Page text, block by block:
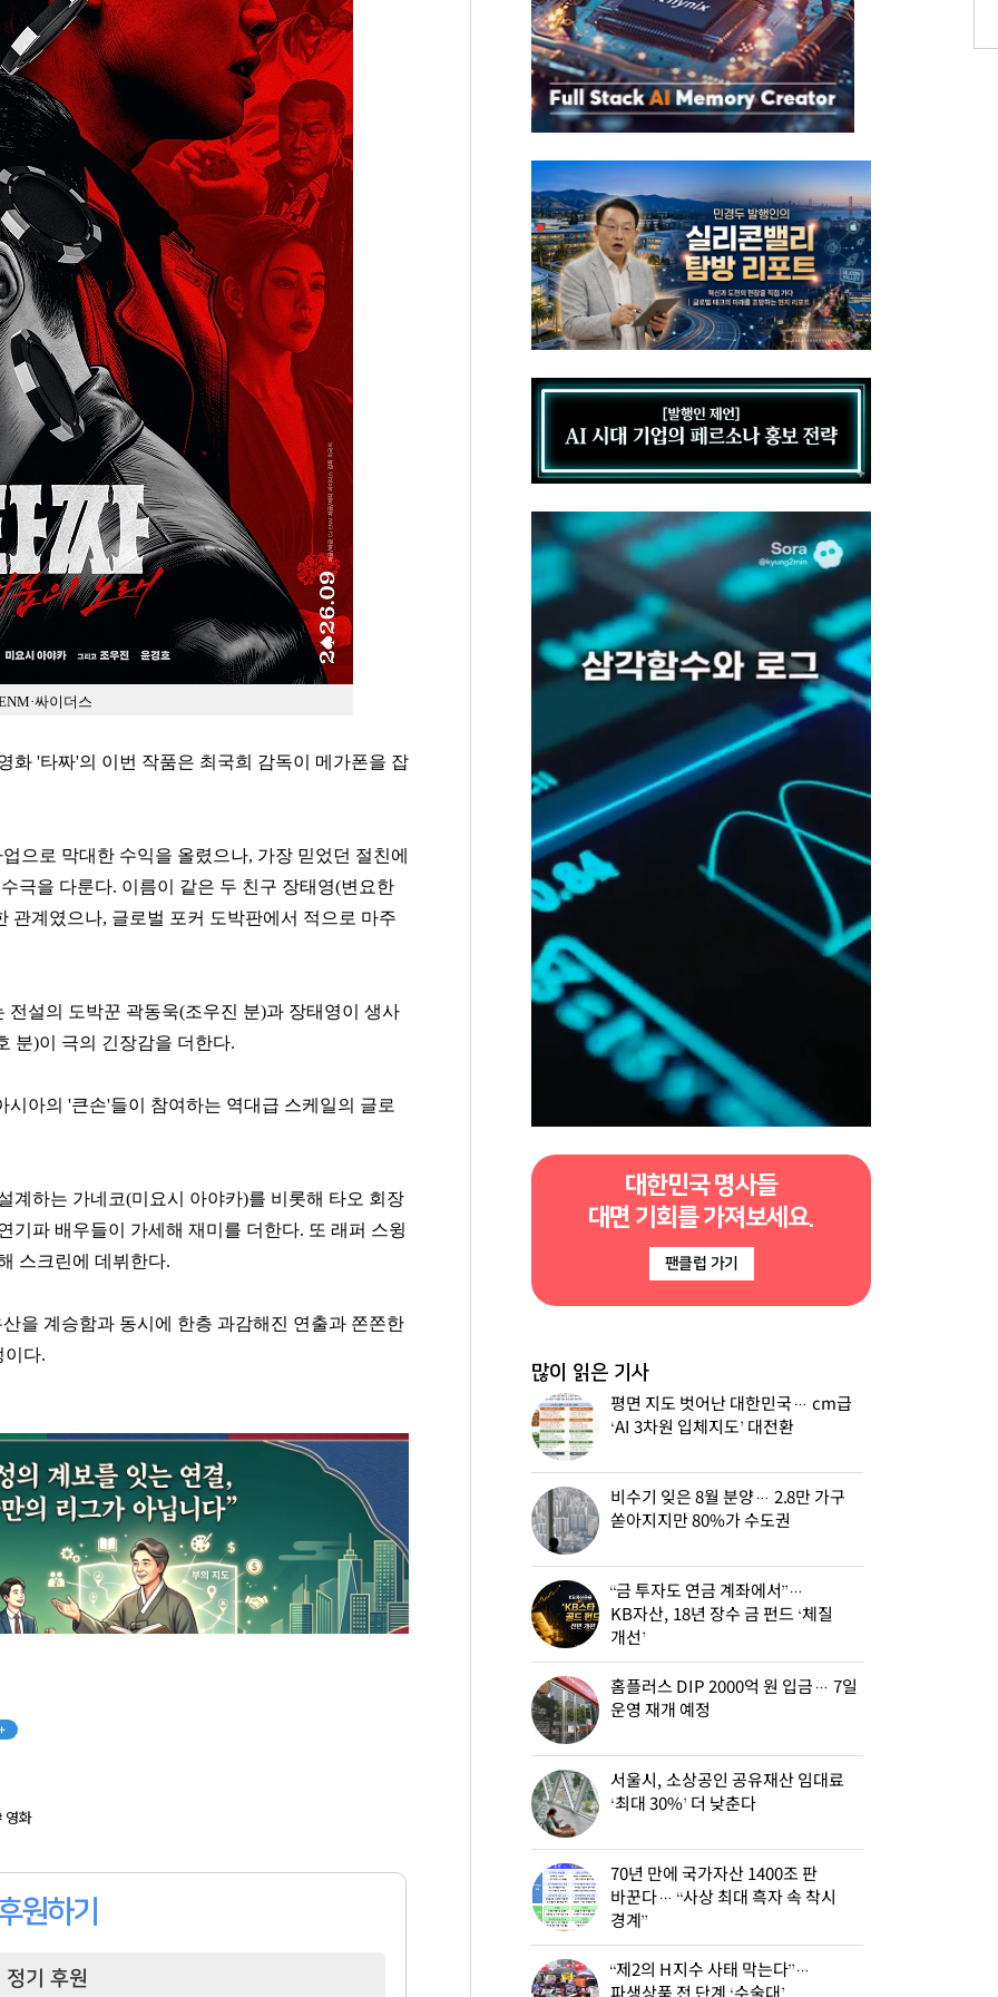
싸이더스
화 '타짜'의 이번 작품은 최국희 감독이 메가폰을 잡
으로 막대한 수익을 올렸으나, 가장 믿었던 절친에
극을 다룬다. 이름이 같은 두 친구 장태영(변요한
관계였으나, 글로벌 포커 도박판에서 적으로 마주
전설의 도박꾼 곽동욱(조우진 분)과 장태영이 생사
분)이 극의 긴장감을 더한다.
시아의 '큰손'들이 참여하는 역대급 스케일의 글로
계하는 가네코(미요시 아야카)를 비롯해 타오 회장
기파 배우들이 가세해 재미를 더한다. 또 래퍼 스윙
스크린에 데뷔한다.
을 계승함과 동시에 한층 과감해진 연출과 쫀쫀한
이다.
영화
원하기
정기 후원
대한민국 명사들
대면 기회를 가져보세요.
팬클럽 가기
많이 읽은 기사
평면 지도 벗어난 대한민국… cm급
‘AI 3차원 입체지도’ 대전환
비수기 잊은 8월 분양… 2.8만 가구
쏟아지지만 80%가 수도권
“금 투자도 연금 계좌에서”…
KB자산, 18년 장수 금 펀드 ‘체질
개선’
홈플러스 DIP 2000억 원 입금… 7일
운영 재개 예정
서울시, 소상공인 공유재산 임대료
‘최대 30%’ 더 낮춘다
70년 만에 국가자산 1400조 판
바꾼다… “사상 최대 흑자 속 착시
경계”
“제2의 H지수 사태 막는다”…